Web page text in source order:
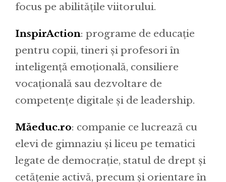
focus pe abilitățile viitorului.
InspirAction: programe de educație
pentru copii, tineri și profesori în
inteligență emoțională, consiliere
vocațională sau dezvoltare de
competențe digitale și de leadership.
Măeduc.ro: companie ce lucrează cu
elevi de gimnaziu și liceu pe tematici
legate de democrație, statul de drept și
cetățenie activă, precum și orientare în